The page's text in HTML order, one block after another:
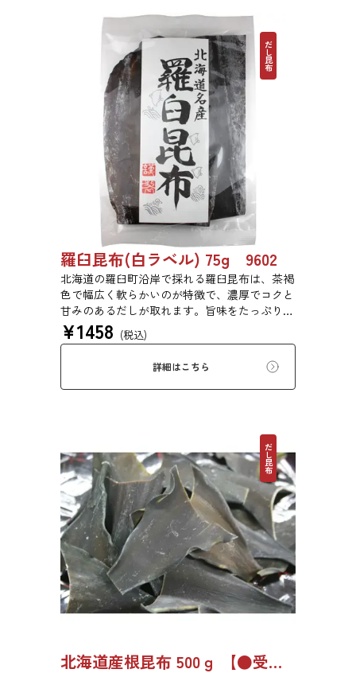
だし昆布
羅臼昆布(白ラベル) 75g 9602
北海道の羅臼町沿岸で採れる羅臼昆布は、茶褐
色で幅広く軟らかいのが特徴で、濃厚でコクと
甘みのあるだしが取れます。旨味をたっぷり含
みもっちりした食感があるため、あらゆる用途
で評価の高い高級昆布です。
¥1458 (税込)
詳細はこちら
だし昆布
北海道産根昆布 500ｇ 【●受注生産品】8494